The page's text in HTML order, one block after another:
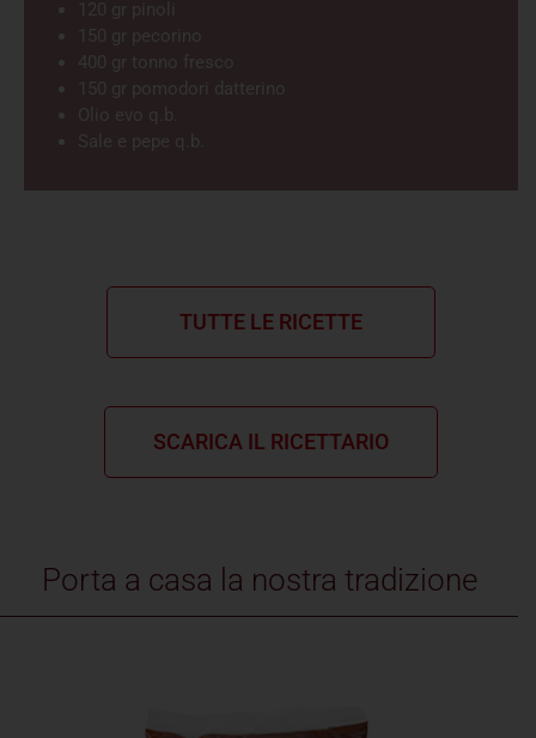
120 gr pinoli
150 gr pecorino
400 gr tonno fresco
150 gr pomodori datterino
Olio evo q.b.
Sale e pepe q.b.
TUTTE LE RICETTE
SCARICA IL RICETTARIO
Porta a casa la nostra tradizione